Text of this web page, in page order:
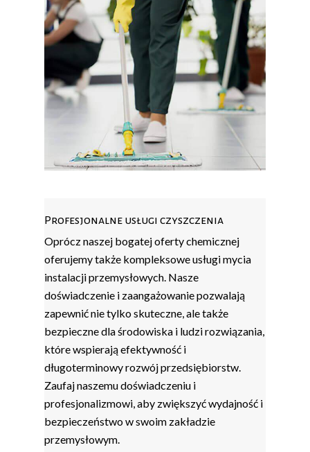
Profesjonalne usługi czyszczenia
Oprócz naszej bogatej oferty chemicznej
oferujemy także kompleksowe usługi mycia
instalacji przemysłowych. Nasze
doświadczenie i zaangażowanie pozwalają
zapewnić nie tylko skuteczne, ale także
bezpieczne dla środowiska i ludzi rozwiązania,
które wspierają efektywność i
długoterminowy rozwój przedsiębiorstw.
Zaufaj naszemu doświadczeniu i
profesjonalizmowi, aby zwiększyć wydajność i
bezpieczeństwo w swoim zakładzie
przemysłowym.